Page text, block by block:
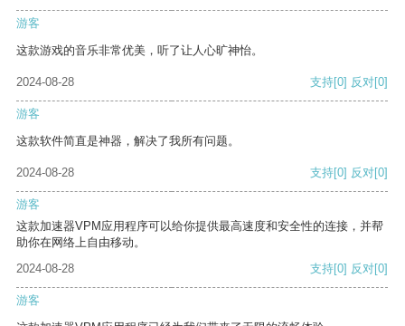
游客
这款游戏的音乐非常优美，听了让人心旷神怡。
2024-08-28 支持[0] 反对[0]
游客
这款软件简直是神器，解决了我所有问题。
2024-08-28 支持[0] 反对[0]
游客
这款加速器VPM应用程序可以给你提供最高速度和安全性的连接，并帮
助你在网络上自由移动。
2024-08-28
支持[0] 反对[0]
游客